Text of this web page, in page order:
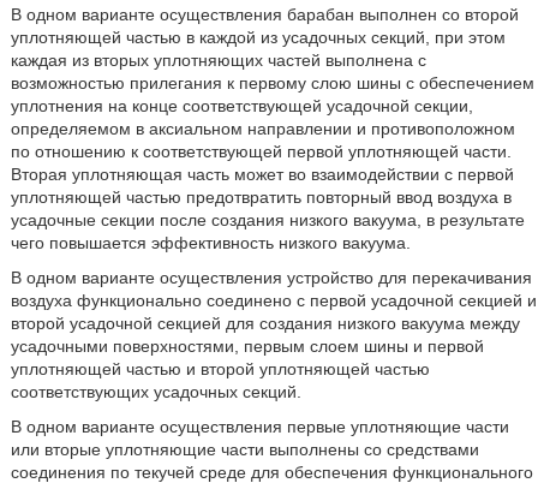
В одном варианте осуществления барабан выполнен со второй
уплотняющей частью в каждой из усадочных секций, при этом
каждая из вторых уплотняющих частей выполнена с
возможностью прилегания к первому слою шины с обеспечением
уплотнения на конце соответствующей усадочной секции,
определяемом в аксиальном направлении и противоположном
по отношению к соответствующей первой уплотняющей части.
Вторая уплотняющая часть может во взаимодействии с первой
уплотняющей частью предотвратить повторный ввод воздуха в
усадочные секции после создания низкого вакуума, в результате
чего повышается эффективность низкого вакуума.
В одном варианте осуществления устройство для перекачивания
воздуха функционально соединено с первой усадочной секцией и
второй усадочной секцией для создания низкого вакуума между
усадочными поверхностями, первым слоем шины и первой
уплотняющей частью и второй уплотняющей частью
соответствующих усадочных секций.
В одном варианте осуществления первые уплотняющие части
или вторые уплотняющие части выполнены со средствами
соединения по текучей среде для обеспечения функционального